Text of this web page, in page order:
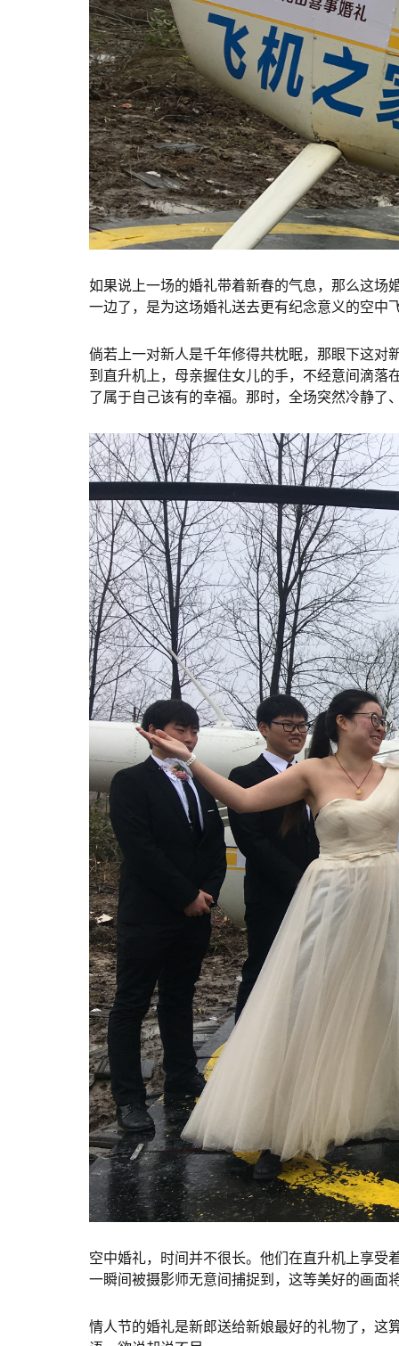
如果说上一场的婚礼带着新春的气息，那么这场
一边了，是为这场婚礼送去更有纪念意义的空中
倘若上一对新人是千年修得共枕眠，那眼下这对
到直升机上，母亲握住女儿的手，不经意间滴落
了属于自己该有的幸福。那时，全场突然冷静了
空中婚礼，时间并不很长。他们在直升机上享受
一瞬间被摄影师无意间捕捉到，这等美好的画面
情人节的婚礼是新郎送给新娘最好的礼物了，这